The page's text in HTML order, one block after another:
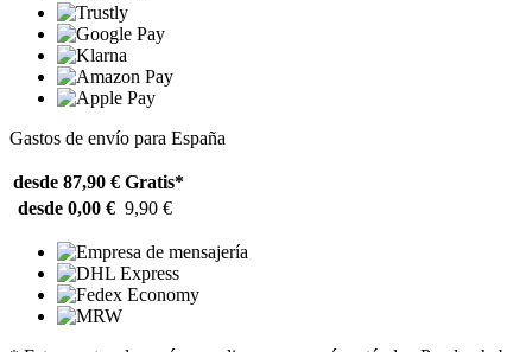
Gastos de envío para España
desde 87,90 € Gratis*
desde 0,00 € 9,90 €